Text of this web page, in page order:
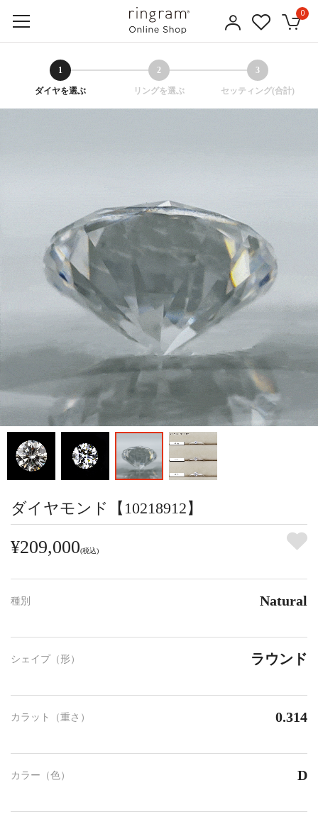
0
1
ダイヤを選ぶ
2
リングを選ぶ
3
セッティング(合計)
ダイヤモンド【10218912】
¥209,000(税込)
種別 Natural
シェイプ（形） ラウンド
カラット（重さ） 0.314
カラー（色） D